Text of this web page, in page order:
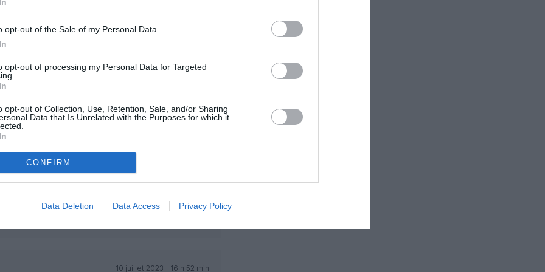
opt-out of the Sale of my Personal Data.
opt-out of processing my Personal Data for Targeted
opt-out of Collection, Use, Retention, Sale, and/or Sharing
Data that Is Unrelated with the Purposes for which it
CONFIRM
Data Deletion Data Access Privacy Policy
10 juillet 2023 - 10 h 55 min
d incident arrive avec ces portes qui
existe , se souvenir de la Caravelle
l intérieur vers le plafond , c est pas
pratique pour le PNC / pas de risque
des hélices les réacteurs ne
RÉPONDRE
10 juillet 2023 - 16 h 52 min